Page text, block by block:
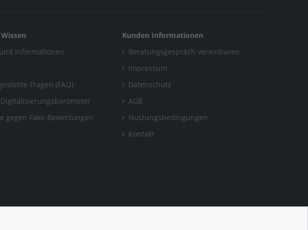
Informationen
Fragen (FAQ)
gegen Fake-Bewertungen
Kunden Informationen
Beratungsgespräch vereinbaren
Impressum
Datenschutz
AGB
Nutzungsbedingungen
Kontakt